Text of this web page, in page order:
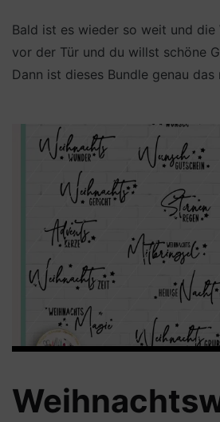
Bald ist es wieder so weit und die
vor der Tür und du willst schöne
Dann ist dieses Bundle genau